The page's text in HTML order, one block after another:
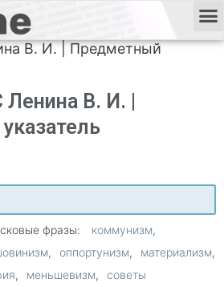
В. И. | Предметный
Ленина В. И. |
фразы:
коммунизм
оппортунизм
материализм
меньшевизм советы